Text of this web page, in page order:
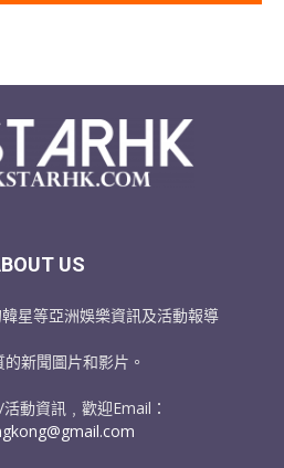
US
星等亞洲娛樂資訊及活動報導
新聞圖片和影片。
動資訊﹐歡迎Email：